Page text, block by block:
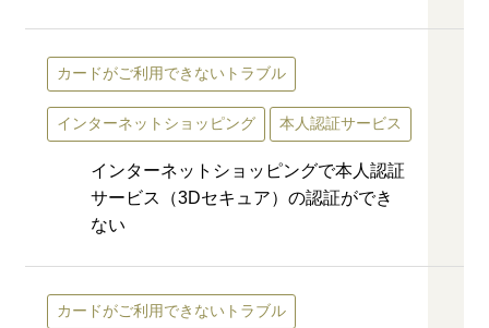
カードがご利用できないトラブル
インターネットショッピング 本人認証サービス
インターネットショッピングで本人認証
サービス（3Dセキュア）の認証ができ
ない
カードがご利用できないトラブル